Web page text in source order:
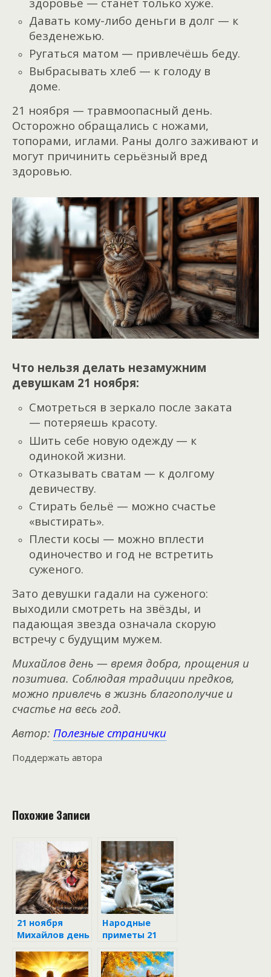
Давать кому-либо деньги в долг — к
безденежью.
Ругаться матом — привлечёшь беду.
Выбрасывать хлеб — к голоду в
доме.
21 ноября — травмоопасный день.
Осторожно обращались с ножами,
топорами, иглами. Раны долго заживают и
могут причинить серьёзный вред
здоровью.
Что нельзя делать незамужним
девушкам 21 ноября:
Смотреться в зеркало после заката
— потеряешь красоту.
Шить себе новую одежду — к
одинокой жизни.
Отказывать сватам — к долгому
девичеству.
Стирать бельё — можно счастье
«выстирать».
Плести косы — можно вплести
одиночество и год не встретить
суженого.
Зато девушки гадали на суженого:
выходили смотреть на звёзды, и
падающая звезда означала скорую
встречу с будущим мужем.
Михайлов день — время добра, прощения и
позитива. Соблюдая традиции предков,
можно привлечь в жизнь благополучие и
счастье на весь год.
Автор: Полезные странички
Поддержать автора
Похожие Записи
21 ноября
Михайлов день
Народные
приметы 21